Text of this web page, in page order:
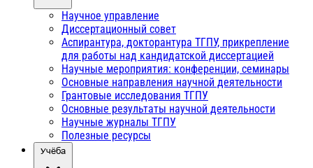
Научное управление
Диссертационный совет
Аспирантура, докторантура ТГПУ, прикрепление
для работы над кандидатской диссертацией
Научные мероприятия: конференции, семинары
Основные направления научной деятельности
Грантовые исследования ТГПУ
Основные результаты научной деятельности
Научные журналы ТГПУ
Полезные ресурсы
Учёба